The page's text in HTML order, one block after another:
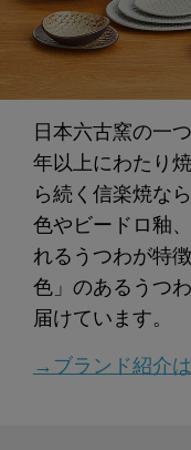
日本六古窯の一
年以上にわたり
ら続く信楽焼な
色やビードロ釉
れるうつわが特
色」のあるうつ
届けています。
→ブランド紹介